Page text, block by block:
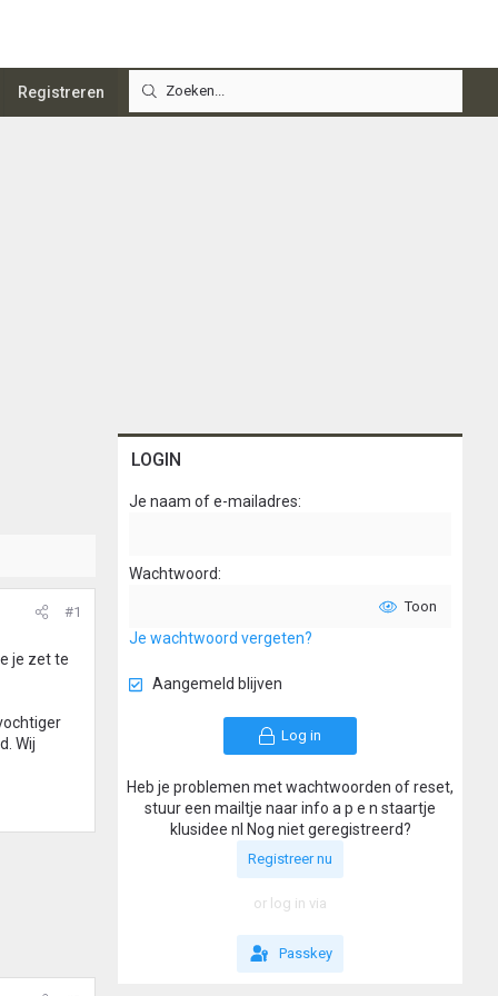
Registreren
#1
je zet te
Wij
LOGIN
Je naam of e-mailadres
Wachtwoord
Toon
Je wachtwoord vergeten?
Aangemeld blijven
Log in
Heb je problemen met wachtwoorden of reset,
stuur een mailtje naar info a p e n staartje
klusidee nl Nog niet geregistreerd?
Registreer nu
or log in via
Passkey